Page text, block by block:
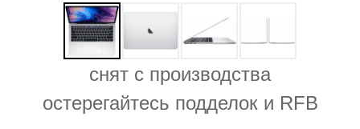
снят с производства
остерегайтесь подделок и RFB